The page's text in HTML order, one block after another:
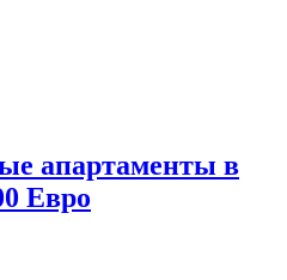
апартаменты в
Евро